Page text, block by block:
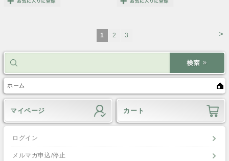
>
1 2 3
ホーム
マイページ カート
ログイン
メルマガ申込/停止